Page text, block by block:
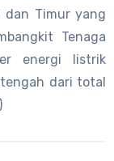
dan Timur yang
Tenaga
energi listrik
dari total